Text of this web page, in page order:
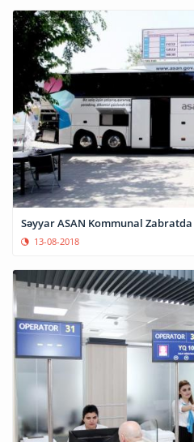
Səyyar ASAN Kommunal Zabratda
13-08-2018